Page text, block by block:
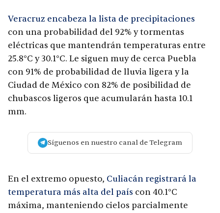
Veracruz encabeza la lista de precipitaciones
con una probabilidad del 92% y tormentas
eléctricas que mantendrán temperaturas entre
25.8°C y 30.1°C. Le siguen muy de cerca Puebla
con 91% de probabilidad de lluvia ligera y la
Ciudad de México con 82% de posibilidad de
chubascos ligeros que acumularán hasta 10.1
mm.
Síguenos en nuestro canal de Telegram
En el extremo opuesto, Culiacán registrará la
temperatura más alta del país con 40.1°C
máxima, manteniendo cielos parcialmente